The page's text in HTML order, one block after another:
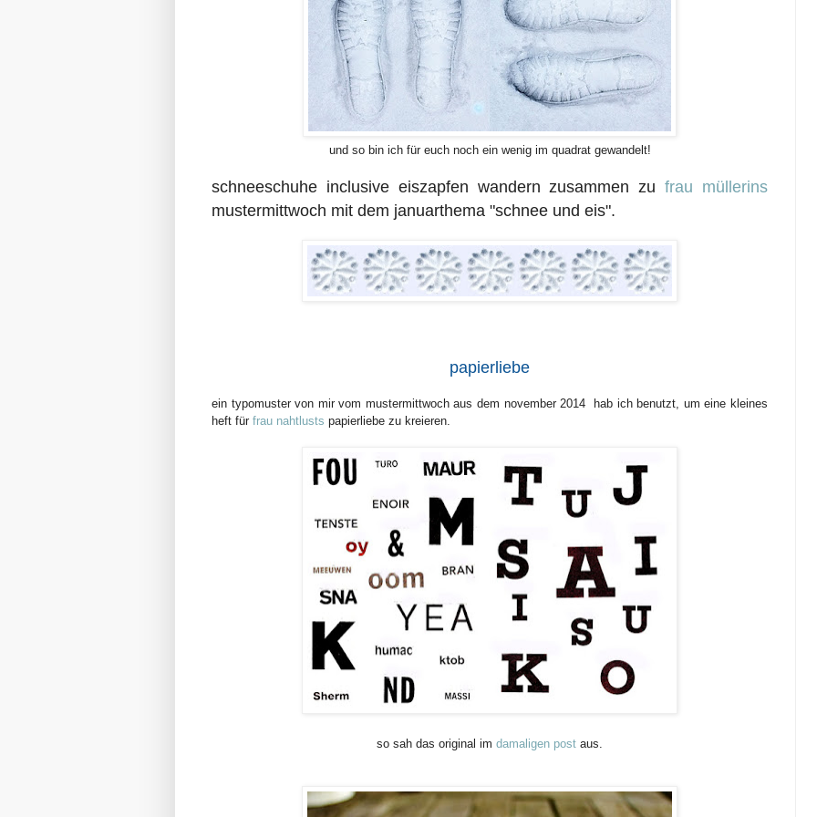
und so bin ich für euch noch ein wenig im quadrat gewandelt!
schneeschuhe inclusive eiszapfen wandern zusammen zufrau müllerins
mustermittwoch mit dem januarthema "schnee und eis".
papierliebe
ein typomuster von mirvom mustermittwochaus dem november 2014 hab ich benutzt, um eine kleines
heft für frau nahtlusts papierliebe zu kreieren.
so sah das original im damaligen post aus.